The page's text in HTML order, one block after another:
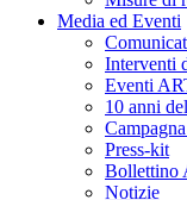
Media ed Eventi
Interventi
Eventi
10 anni
Press-kit
Bollettino
Notizie